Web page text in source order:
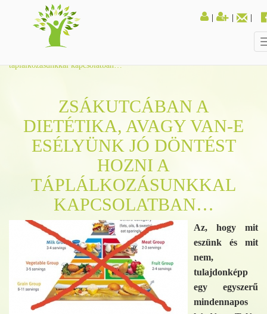
| | |
Cikkek
táplálkozásunkkal kapcsolatban…
ZSÁKUTCÁBAN A
DIETÉTIKA, AVAGY VAN-E
ESÉLYÜNK JÓ DÖNTÉST
HOZNI A
TÁPLÁLKOZÁSUNKKAL
KAPCSOLATBAN…
Az, hogy mit
eszünk és mit
nem,
tulajdonképp
egy egyszerű
mindennapos